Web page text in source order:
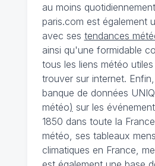
au moins
paris.com est également
avec ses tendances
ainsi qu'une formidable
tous les liens météo
trouver sur internet.
banque de données
météo) sur les
1850 dans toute la
météo, ses tableaux
climatiques en France,